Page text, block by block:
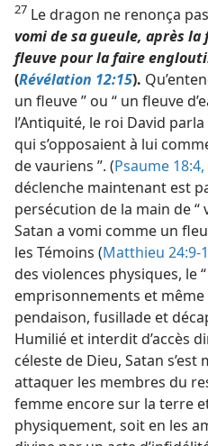
27 Le dragon ne renonça
vomi de sa gueule, après la
fleuve pour la faire
(Révélation 12:15).
un fleuve ” ou “ un fleuve
l’Antiquité, le roi David
qui s’opposaientà lui
de vauriens ”. (Psaume 18:4,
déclenche maintenant est
persécution de la main de “
Satan a vomi comme un
les Témoins (Matthieu 24:9-
des violences physiques, le
emprisonnements et
pendaison, fusillade et
Humilié et interdit d’accès
céleste de Dieu, Satan
attaquer les membres du
femme encore sur la terre
physiquement, soit en les